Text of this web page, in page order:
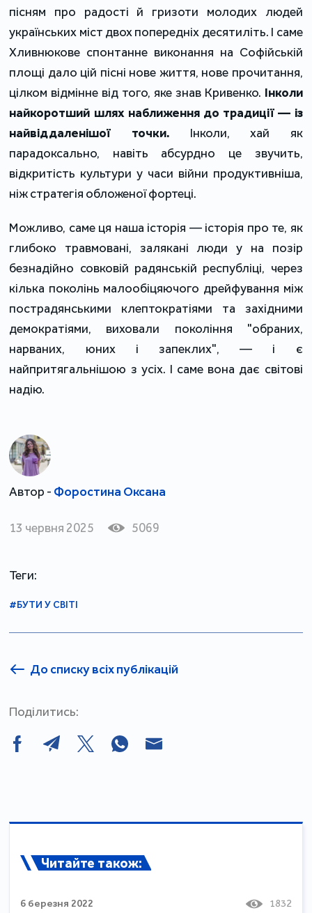
пісням про радості й гризоти молодих людей
українських міст двох попередніх десятиліть. І саме
Хливнюкове спонтанне виконання на Софійській
площі дало цій пісні нове життя, нове прочитання,
цілком відмінне від того, яке знав Кривенко. Інколи
найкоротший шлях наближення до традиції — із
найвіддаленішої точки. Інколи, хай як
парадоксально, навіть абсурдно це звучить,
відкритість культури у часи війни продуктивніша,
ніж стратегія обложеної фортеці.
Можливо, саме ця наша історія — історія про те, як
глибоко травмовані, залякані люди у на позір
безнадійно совковій радянській республіці, через
кілька поколінь малообіцяючого дрейфування між
пострадянськими клептократіями та західними
демократіями, виховали покоління "обраних,
нарваних, юних і запеклих", — і є
найпритягальнішою з усіх. І саме вона дає світові
надію.
Автор - Форостина Оксана
13 червня 2025 5069
Теги:
#БУТИ У СВІТІ
До списку всіх публікацій
Поділитись:
Читайте також:
6 березня 2022 1832